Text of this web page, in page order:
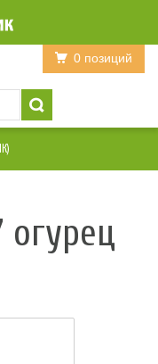
Войти Регистрация
0 позиций
огурец